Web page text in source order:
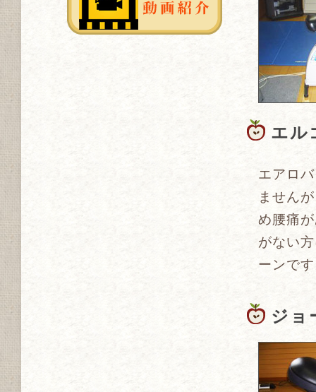
エル
エアロ
ません
め腰痛
がない
ーンで
ジョ